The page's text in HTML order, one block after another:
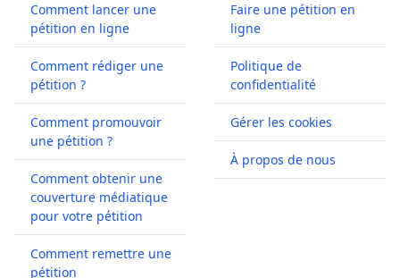
Comment lancer une
pétition en ligne
Comment rédiger une
pétition ?
Comment promouvoir
une pétition ?
Comment obtenir une
couverture médiatique
pour votre pétition
Comment remettre une
pétition
Faire une pétition en
ligne
Politique de
confidentialité
Gérer les cookies
À propos de nous